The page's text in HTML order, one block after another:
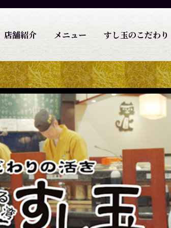
店舗紹介 メニュー すし玉のこだわり